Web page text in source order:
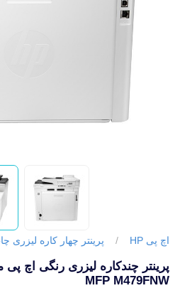
اچ پی HP / پرینتر چهار کاره لیزری
MFP M479FNW